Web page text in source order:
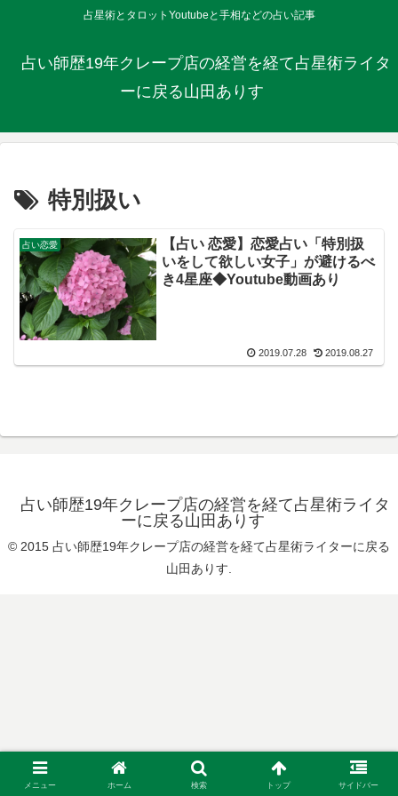
占星術とタロットYoutubeと手相などの占い記事
占い師歴19年クレープ店の経営を経て占星術ライタ
ーに戻る山田ありす
特別扱い
占い恋愛
【占い 恋愛】恋愛占い「特別扱
いをして欲しい女子」が避けるべ
き4星座◆Youtube動画あり
2019.07.28 2019.08.27
占い師歴19年クレープ店の経営を経て占星術ライタ
ーに戻る山田ありす
© 2015 占い師歴19年クレープ店の経営を経て占星術ライターに戻る
山田ありす.
メニュー ホーム 検索 トップ サイドバー